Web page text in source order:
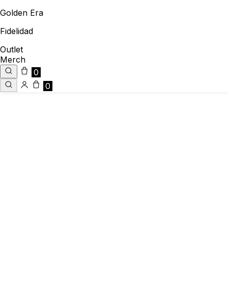
Golden Era
Fidelidad
Outlet
Merch
0
0